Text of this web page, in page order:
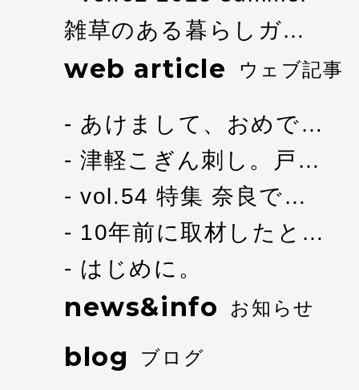
雑草のある暮らしガ…
web article ウェブ記事
あけまして、おめで…
津軽こぎん刺し。戸…
vol.54 特集 奈良で…
10年前に取材したと…
はじめに。
news&info お知らせ
blog ブログ